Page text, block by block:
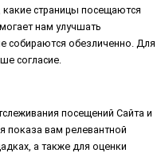
страницы посещаются
нам улучшать
собираются обезличенно. Для
согласие.
посещений Сайта и
показа вам релевантной
а также для оценки